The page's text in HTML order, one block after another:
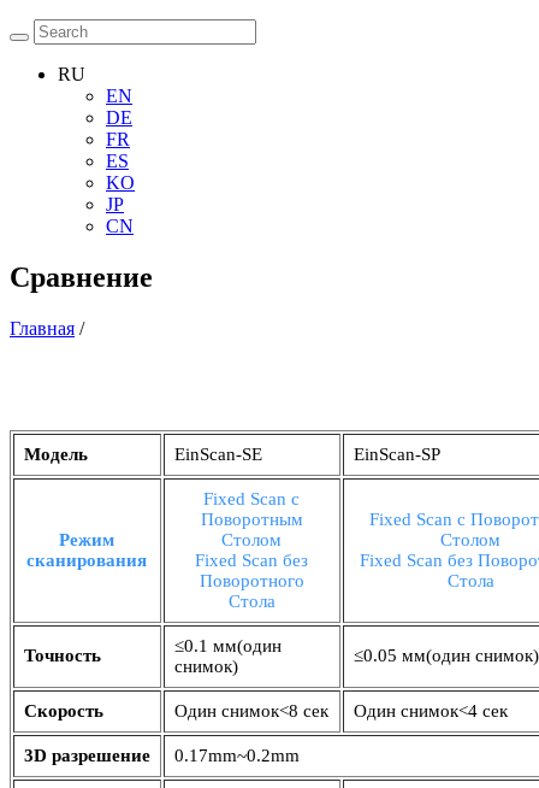
RU
EN
DE
FR
ES
KO
JP
CN
Сравнение
Главная /
Модель EinScan-SE EinScan-SP
Режим
cканирования
Fixed Scan с
Поворотным
Столом
Fixed Scan без
Поворотного
Стола
Fixed Scan с
Столом
Fixed Scan без
Стола
Точность
≤0.1 мм(один
снимок)
≤0.05 мм(один снимок)
Скорость Один снимок<8 сек Один снимок<4 сек
3D разрешение 0.17mm~0.2mm